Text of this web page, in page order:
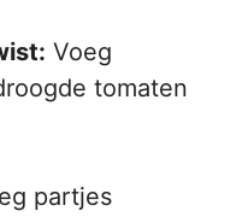
Voeg
tomaten
partjes